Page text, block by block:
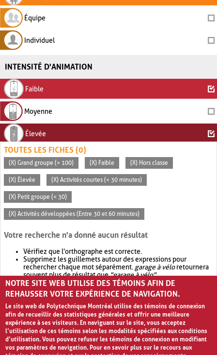
Équipe
Individuel
INTENSITÉ D'ANIMATION
Faible
Moyenne
Élevée
TOUTES LES FICHES (0)
(X) Grand groupe (> 100) (X) Faible (X) Hors classe
(X) Élevée (X) Activités courtes (< 30 minutes)
(X) Petit groupe (< 30)
(X) Activités développées (Entre 30 et 60 minutes)
Votre recherche n'a donné aucun résultat
Vérifiez que l'orthographe est correcte.
Supprimez les guillemets autour des expressions pour
rechercher chaque mot séparément. garage à véloretournera
souvent plus de résultat que"garage à vélo".
Envisagez d'élargir votre recherche avec OR.garage OR vélo
retournera souvent plus de résultat quegarage à vélo
NOTRE SITE WEB UTILISE DES TÉMOINS AFIN DE
REHAUSSER VOTRE EXPÉRIENCE DE NAVIGATION.
Le site web de Polytechnique Montréal utilise des témoins de connexion
afin de recueillir des statistiques générales et offrir une meilleure
expérience à ses visiteurs. En naviguant sur le site, vous acceptez
l’utilisation de ces témoins selon les modalités spécifiées aux conditions
d’utilisation. Vous pouvez refuser les témoins de connexion en modifiant
vos paramètres de navigation. Pour en savoir plus sur le recours aux